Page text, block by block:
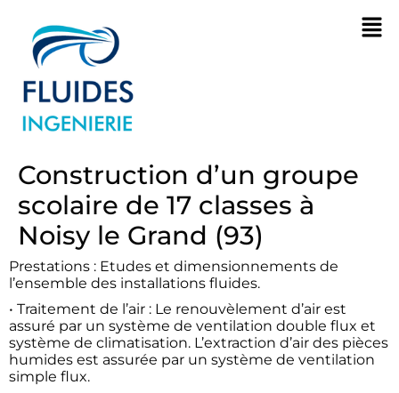
Construction d’un groupe
scolaire de 17 classes à
Noisy le Grand (93)
Prestations : Etudes et dimensionnements de
l’ensemble des installations fluides.
• Traitement de l’air : Le renouvèlement d’air est
assuré par un système de ventilation double flux et
système de climatisation. L’extraction d’air des pièces
humides est assurée par un système de ventilation
simple flux.